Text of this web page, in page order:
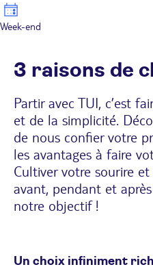
Week-end
3 raisons de
Partir avec TUI, c’est
et de la simplicité.
de nous confier votre
les avantages à faire
Cultiver votre sourire
avant, pendant et
notre objectif !
Un choix infiniment